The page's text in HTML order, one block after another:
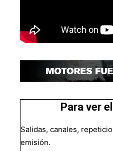
Para ver
Salidas, canales,
emisión.